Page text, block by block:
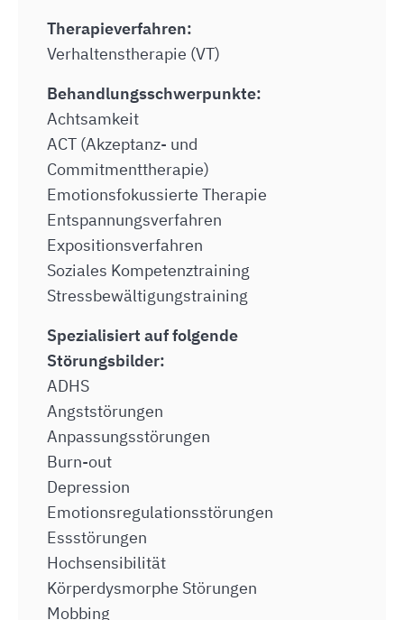
Therapieverfahren:
Verhaltenstherapie (VT)
Behandlungsschwerpunkte:
Achtsamkeit
ACT (Akzeptanz- und
Commitmenttherapie)
Emotionsfokussierte Therapie
Entspannungsverfahren
Expositionsverfahren
Soziales Kompetenztraining
Stressbewältigungstraining
Spezialisiert auf folgende
Störungsbilder:
ADHS
Angststörungen
Anpassungsstörungen
Burn-out
Depression
Emotionsregulationsstörungen
Essstörungen
Hochsensibilität
Körperdysmorphe Störungen
Mobbing